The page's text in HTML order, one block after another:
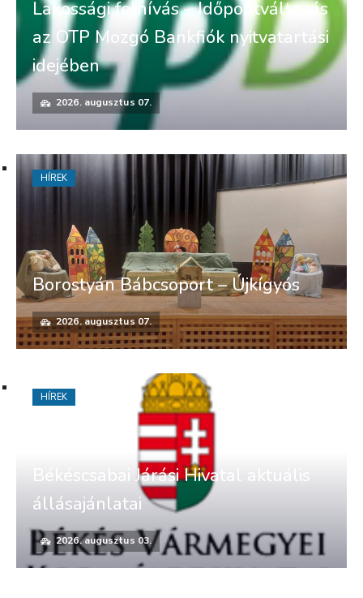
Lakossági felhívás – Időpontváltozás
az OTP Mozgó Bankfiók nyitvatartási
idejében
2026. augusztus 07.
Borostyán Bábcsoport – Újkígyós
2026. augusztus 07.
HÍREK
Békéscsabai Járási Hivatal aktuális
állásajánlatai
2026. augusztus 03.
HÍREK